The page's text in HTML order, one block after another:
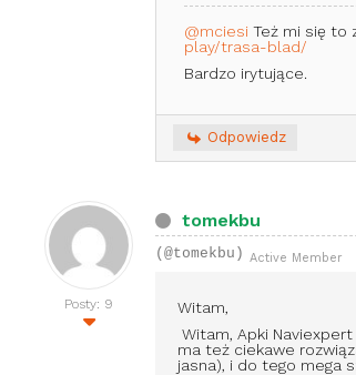
@mciesi Też mi się to
play/trasa-blad/
Bardzo irytujące.
Odpowiedz
Posty: 9
tomekbu
(@tomekbu) Active Member
Witam,
Witam, Apki
ma też ciekawe
jasna), i do tego mega